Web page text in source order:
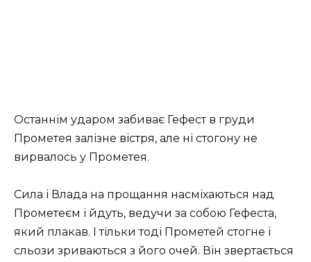
Останнім ударом забиває Гефест в груди
Прометея залізне вістря, але ні стогону не
вирвалось у Прометея.
Сила і Влада на прощання насміхаються над
Прометеєм і йдуть, ведучи за собою Гефеста,
який плакав. І тільки тоді Прометей стогне і
сльози зриваються з його очей. Він звертається